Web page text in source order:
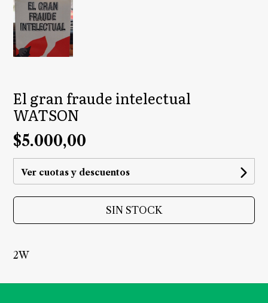
El gran fraude intelectual
WATSON
$5.000,00
Ver cuotas y descuentos
SIN STOCK
2W